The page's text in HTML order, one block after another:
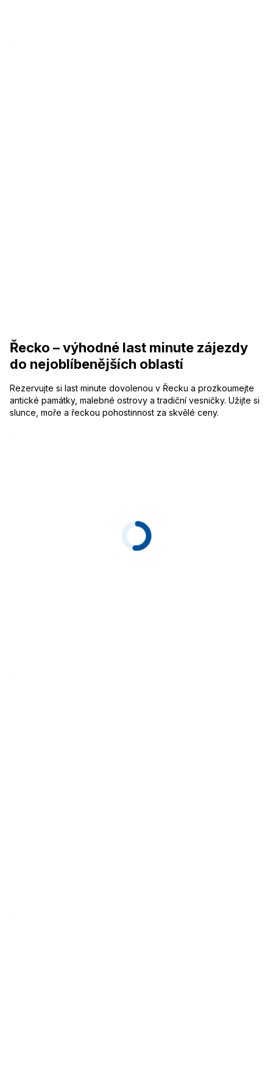
Řecko – výhodné last minute zájezdy
do nejoblíbenějších oblastí
Rezervujte si last minute dovolenou v Řecku a prozkoumejte
antické památky, malebné ostrovy a tradiční vesničky. Užijte si
slunce, moře a řeckou pohostinnost za skvělé ceny.